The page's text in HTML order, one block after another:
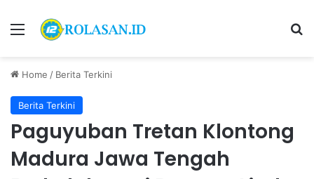
Menu
Home / Berita Terkini
Berita Terkini
Paguyuban Tretan Klontong
Madura Jawa Tengah